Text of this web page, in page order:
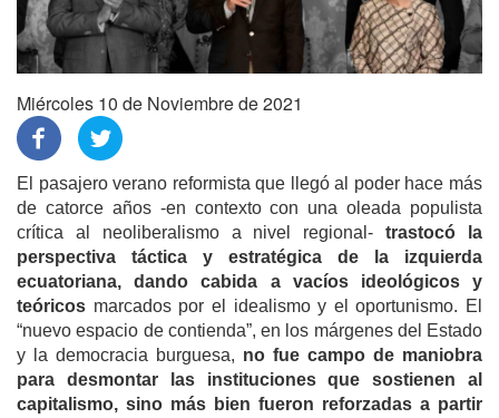
Miércoles 10 de Noviembre de 2021
El pasajero verano reformista que llegó al poder hace más
de catorce años -en contexto con una oleada populista
crítica al neoliberalismo a nivel regional-trastocó la
perspectiva táctica y estratégica de la izquierda
ecuatoriana, dando cabida a vacíos ideológicos y
teóricos marcados por el idealismo y el oportunismo. El
“nuevo espacio de contienda”, en los márgenes del Estado
y la democracia burguesa, no fue campo de maniobra
para desmontar las instituciones que sostienen al
capitalismo, sino más bien fueron reforzadas a partir